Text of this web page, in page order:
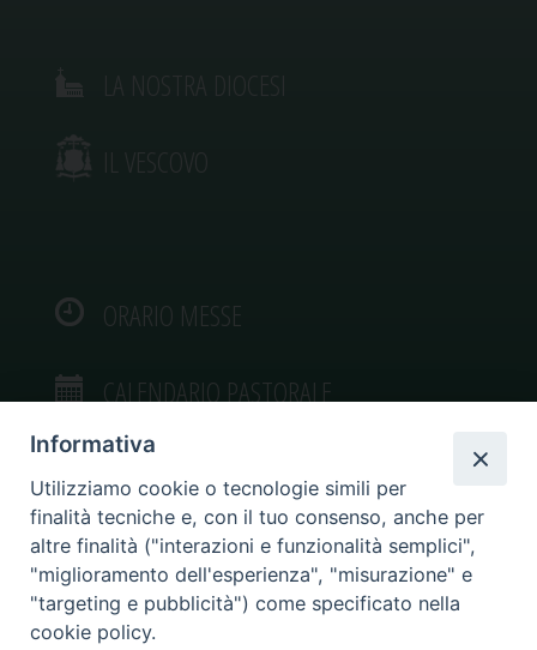
IL VESCOVO
ORARIO MESSE
CALENDARIO PASTORALE
VIDEOGALLERY
PHOTOGALLERY
Informativa
Utilizziamo cookie o tecnologie simili per
finalità tecniche e, con il tuo consenso, anche per
altre finalità ("interazioni e funzionalità semplici",
"miglioramento dell'esperienza", "misurazione" e
"targeting e pubblicità") come specificato nella
cookie policy.